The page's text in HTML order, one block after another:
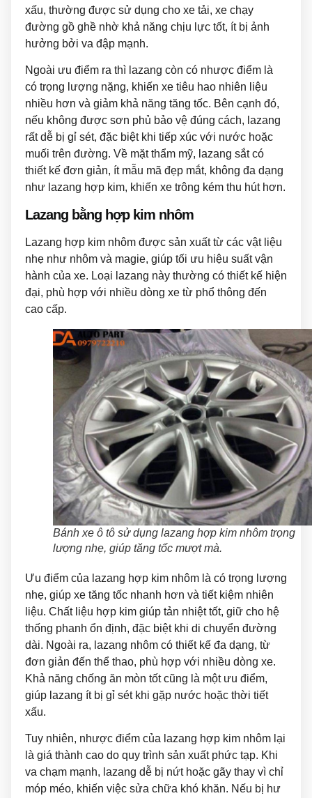
xấu, thường được sử dụng cho xe tải, xe chạy
đường gồ ghề nhờ khả năng chịu lực tốt, ít bị ảnh
hưởng bởi va đập mạnh.
Ngoài ưu điểm ra thì lazang còn có nhược điểm là
có trọng lượng nặng, khiến xe tiêu hao nhiên liệu
nhiều hơn và giảm khả năng tăng tốc. Bên cạnh đó,
nếu không được sơn phủ bảo vệ đúng cách, lazang
rất dễ bị gỉ sét, đặc biệt khi tiếp xúc với nước hoặc
muối trên đường. Về mặt thẩm mỹ, lazang sắt có
thiết kế đơn giản, ít mẫu mã đẹp mắt, không đa dạng
như lazang hợp kim, khiến xe trông kém thu hút hơn.
Lazang bằng hợp kim nhôm
Lazang hợp kim nhôm được sản xuất từ các vật liệu
nhẹ như nhôm và magie, giúp tối ưu hiệu suất vận
hành của xe. Loại lazang này thường có thiết kế hiện
đại, phù hợp với nhiều dòng xe từ phổ thông đến
cao cấp.
Bánh xe ô tô sử dụng lazang hợp kim nhôm trọng
lượng nhẹ, giúp tăng tốc mượt mà.
Ưu điểm của lazang hợp kim nhôm là có trọng lượng
nhẹ, giúp xe tăng tốc nhanh hơn và tiết kiệm nhiên
liệu. Chất liệu hợp kim giúp tản nhiệt tốt, giữ cho hệ
thống phanh ổn định, đặc biệt khi di chuyển đường
dài. Ngoài ra, lazang nhôm có thiết kế đa dạng, từ
đơn giản đến thể thao, phù hợp với nhiều dòng xe.
Khả năng chống ăn mòn tốt cũng là một ưu điểm,
giúp lazang ít bị gỉ sét khi gặp nước hoặc thời tiết
xấu.
Tuy nhiên, nhược điểm của lazang hợp kim nhôm lại
là giá thành cao do quy trình sản xuất phức tạp. Khi
va chạm mạnh, lazang dễ bị nứt hoặc gãy thay vì chỉ
móp méo, khiến việc sửa chữa khó khăn. Nếu bị hư